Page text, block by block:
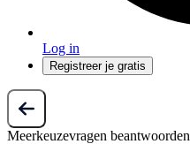
Log in
Registreer je gratis
Meerkeuzevragen beantwoorden